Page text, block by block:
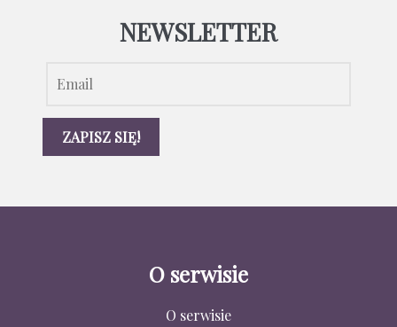
NEWSLETTER
O serwisie
O serwisie